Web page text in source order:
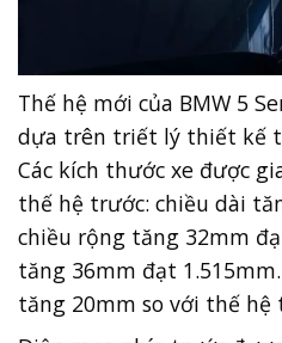
Thế hệ mới của BMW 5
dựa trên triết lý thiết kế
Các kích thước xe được
thế hệ trước: chiều dài
chiều rộng tăng 32mm
tăng 36mm đạt
tăng 20mm so với thế hệ
Diện mạo phía trước